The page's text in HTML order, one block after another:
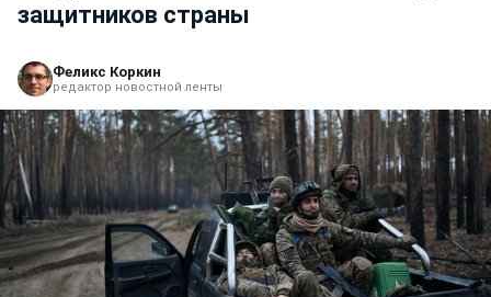
защитников страны
Феликс Коркин
редактор новостной ленты